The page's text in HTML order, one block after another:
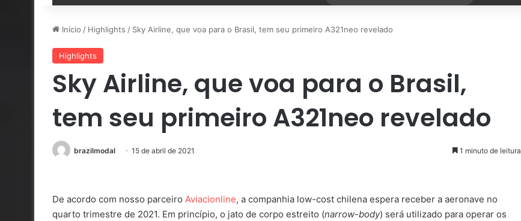
Início / Highlights / Sky Airline, que voa para o Brasil, tem seu primeiro A321neo revelado
Highlights
Sky Airline, que voa para o Brasil,
tem seu primeiro A321neo revelado
brazilmodal 15 de abril de 2021 1 minuto de leitura
De acordo com nosso parceiro Aviacionline, a companhia low-cost chilena espera receber a aeronave no
quarto trimestre de 2021. Em princípio, o jato de corpo estreito (narrow-body) será utilizado para operar os